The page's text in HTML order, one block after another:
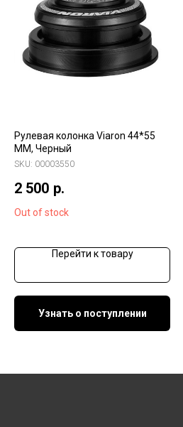
Рулевая колонка Viaron 44*55
ММ, Черный
SKU: 00003550
2 500 р.
Out of stock
Перейти к товару
Узнать о поступлении